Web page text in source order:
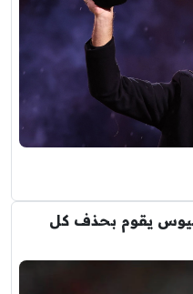
يقوم بحذف كل